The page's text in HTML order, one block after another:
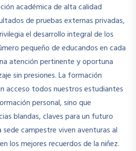
académica de alta calidad
de pruebas externas privadas,
el desarrollo integral de los
pequeño de educandos en cada
atención pertinente y oportuna
sin presiones. La formación
acceso todos nuestros estudiantes
personal, sino que
blandas, claves para un futuro
campestre viven aventuras al
los mejores recuerdos de la niñez.